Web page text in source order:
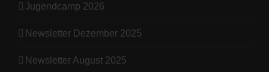
Jugendcamp 2026
Newsletter Dezember 2025
Newsletter August 2025